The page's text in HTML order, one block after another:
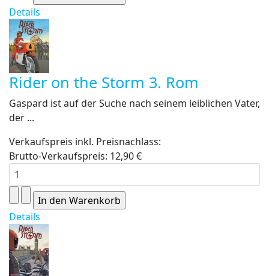
Details
Rider on the Storm 3. Rom
Gaspard ist auf der Suche nach seinem leiblichen Vater,
der ...
Verkaufspreis inkl. Preisnachlass:
Brutto-Verkaufspreis: 12,90 €
Details